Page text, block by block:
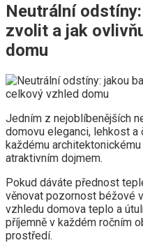
Neutrální
zvolit a jak
domu
Jedním z nejoblíbenějších
domovu eleganci, lehkost
každému
atraktivním dojmem.
Pokud dáváte přednost
věnovat pozornost béžové
vzhledu domova teplo a
příjemně v každém ročním
prostředí.